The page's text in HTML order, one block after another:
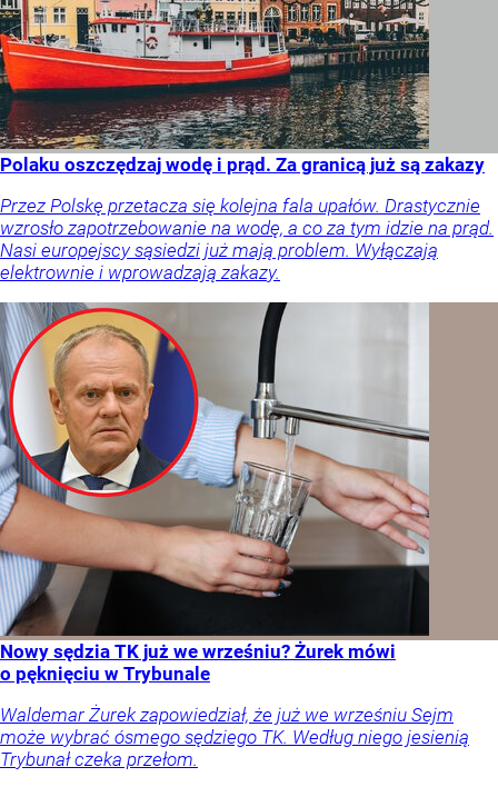
Polaku oszczędzaj wodę i prąd. Za granicą już są zakazy
Przez Polskę przetacza się kolejna fala upałów. Drastycznie
wzrosło zapotrzebowanie na wodę, a co za tym idzie na prąd.
Nasi europejscy sąsiedzi już mają problem. Wyłączają
elektrownie i wprowadzają zakazy.
Nowy sędzia TK już we wrześniu? Żurek mówi
o pęknięciu w Trybunale
Waldemar Żurek zapowiedział, że już we wrześniu Sejm
może wybrać ósmego sędziego TK. Według niego jesienią
Trybunał czeka przełom.